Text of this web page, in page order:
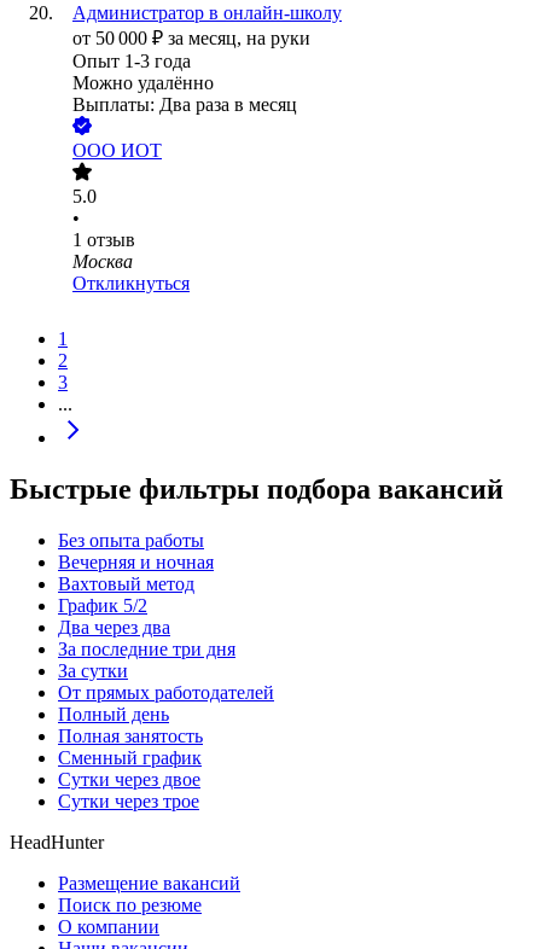
Администратор в онлайн-школу
от 50 000 ₽ за месяц, на руки
Опыт 1-3 года
Можно удалённо
Выплаты: Два раза в месяц
ООО ИОТ
5.0
•
1 отзыв
Москва
Откликнуться
1
2
3
...
Быстрые фильтры подбора вакансий
Без опыта работы
Вечерняя и ночная
Вахтовый метод
График 5/2
Два через два
За последние три дня
За сутки
От прямых работодателей
Полный день
Полная занятость
Сменный график
Сутки через двое
Сутки через трое
HeadHunter
Размещение вакансий
Поиск по резюме
О компании